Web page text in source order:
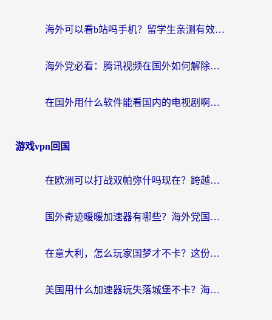
海外可以看b站吗手机？留学生亲测有效的回国加速指南
海外党必看：腾讯视频在国外如何解除地域限制？附优酷咪咕使用指南
在国外用什么软件能看国内的电视剧啊？留学生亲测有效的回国加速方案
游戏vpn回国
在欧洲可以打战双帕弥什吗现在？跨越延迟墙的实战指南
国外奇迹暖暖加速器有哪些？海外党国服游戏畅玩终极指南（附亲测推荐）
在意大利，怎么玩家国梦才不卡？这份终极加速指南请收好
美国用什么加速器玩失落城堡不卡？海外党亲测有效的国服游戏加速指南